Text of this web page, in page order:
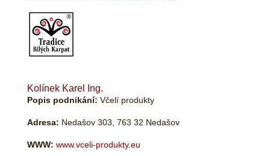
Kolínek Karel Ing.
Popis podnikání: Včelí produkty
Adresa: Nedašov 303, 763 32 Nedašov
WWW: www.vceli-produkty.eu